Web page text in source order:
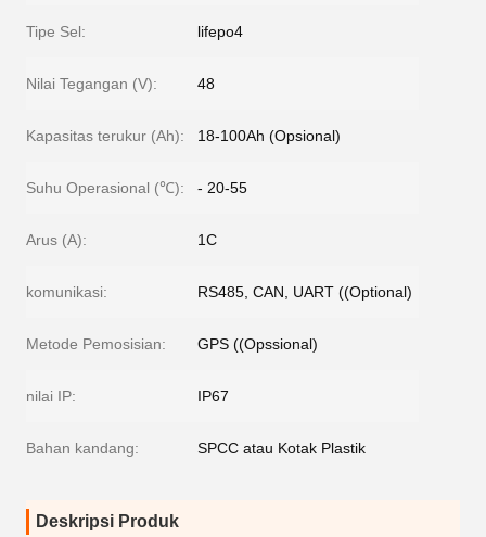
Tipe Sel: lifepo4
Nilai Tegangan (V): 48
Kapasitas terukur (Ah): 18-100Ah (Opsional)
Suhu Operasional (℃): - 20-55
Arus (A): 1C
komunikasi: RS485, CAN, UART ((Optional)
Metode Pemosisian: GPS ((Opssional)
nilai IP: IP67
Bahan kandang: SPCC atau Kotak Plastik
Deskripsi Produk